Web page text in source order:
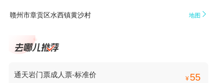
赣州市章贡区水西镇黄沙村 地图 
通天岩门票成人票-标准价 ¥ 55